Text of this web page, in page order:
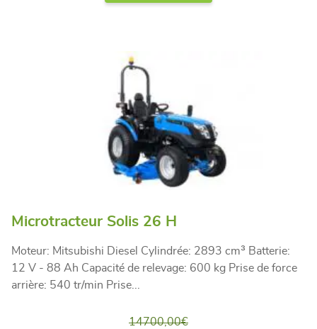
Microtracteur Solis 26 H
Moteur: Mitsubishi Diesel Cylindrée: 2893 cm³ Batterie:
12 V - 88 Ah Capacité de relevage: 600 kg Prise de force
arrière: 540 tr/min Prise...
14700,00€